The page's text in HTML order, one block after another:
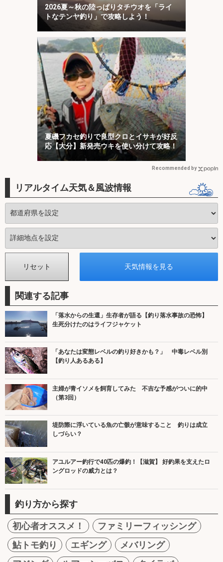
2026夏～秋の陸っぱりタチウオを「ライ
トなテンヤ釣り」で攻略しよう！
夏磯フカセ釣りで良型クロとイサキが好反
応【大分】新発売ウキを使い分けて攻略！
Recommended by
リアルタイム天気＆風波情報
関連する記事
「落水からの生還」生存者が語る【釣り落水事故の恐怖】
生死分けたのはライフジャケット
「あなたは変態レベルの釣り好きかも？」 中毒レベル別
【釣り人あるある】
主婦が青イソメを飼育してみた 不吉な予感がついに的中
（第3回）
堤防際に浮いている魚の亡骸が意味すること 釣りは成立
しづらい？
アユルアー釣行で40匹の爆釣！【滋賀】 好釣果を支えたロ
ングロッドの威力とは？
釣り方から探す
初心者オススメ！
ファミリーフィッシング
鮎トモ釣り
エギング
メバリング